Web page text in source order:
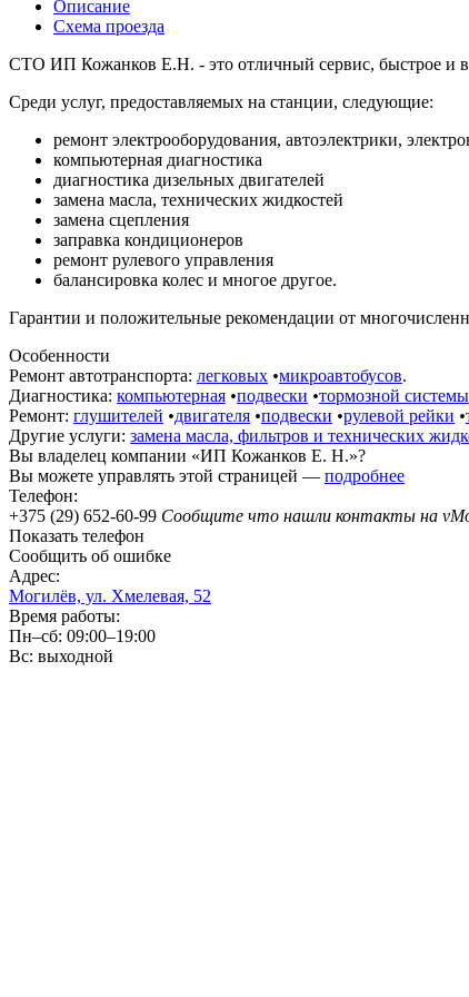
Описание
Схема проезда
СТО ИП Кожанков Е.Н. - это отличный сервис, быстрое и
Среди услуг, предоставляемых на станции, следующие:
ремонт электрооборудования, автоэлектрики,
компьютерная диагностика
диагностика дизельных двигателей
замена масла, технических жидкостей
замена сцепления
заправка кондиционеров
ремонт рулевого управления
балансировка колес и многое другое.
Гарантии и положительные рекомендации от
Особенности
Ремонт автотранспорта: легковых •микроавтобусов.
Диагностика: компьютерная •подвески •тормозной системы
Ремонт: глушителей •двигателя •подвески •рулевой рейки •
Другие услуги: замена масла, фильтров и технических
Вы владелец компании «ИП Кожанков Е. Н.»?
Вы можете управлять этой страницей — подробнее
Телефон:
+375 (29) 652-60-99 Сообщите что нашли контакты на
Показать телефон
Сообщить об ошибке
Адрес:
Могилёв, ул. Хмелевая, 52
Время работы:
Пн–сб: 09:00–19:00
Вс: выходной